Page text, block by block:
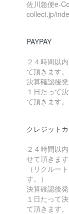
佐川急便e-
collect.jp/
PAYPAY
２４時間以
て頂きます。
決算確認後発
１日たって
て頂きます。
クレジット
２４時間以
せて頂きます
（リクルー
す。）
決算確認後発
１日たって
て頂きます。